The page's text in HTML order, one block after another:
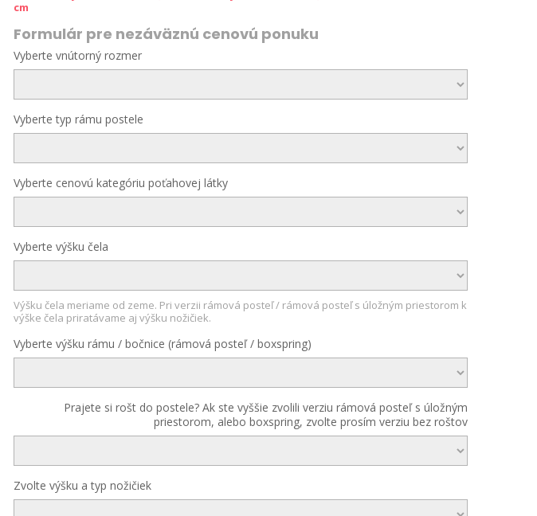
cm
Formulár pre nezáväznú cenovú ponuku
Vyberte vnútorný rozmer
Vyberte typ rámu postele
Vyberte cenovú kategóriu poťahovej látky
Vyberte výšku čela
Výšku čela meriame od zeme. Pri verzii rámová posteľ / rámová posteľ s úložným priestorom k
výške čela priratávame aj výšku nožičiek.
Vyberte výšku rámu / bočnice (rámová posteľ / boxspring)
Prajete si rošt do postele? Ak ste vyššie zvolili verziu rámová posteľ s úložným
priestorom, alebo boxspring, zvolte prosím verziu bez roštov
Zvolte výšku a typ nožičiek